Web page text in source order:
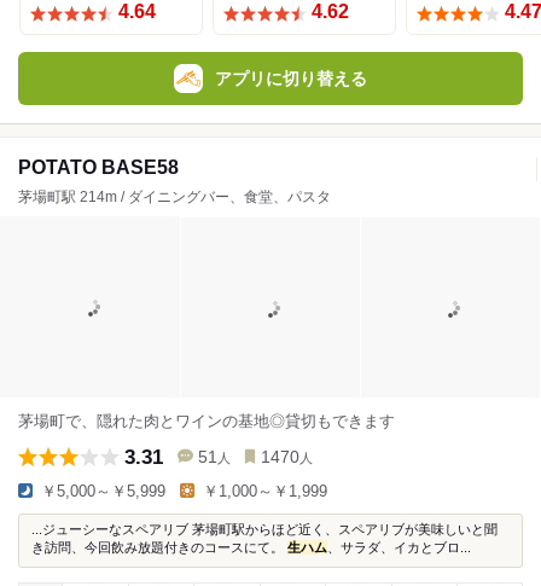
4.64 4.62 4.47
アプリに切り替える
POTATO BASE58
茅場町駅 214m / ダイニングバー、食堂、パスタ
茅場町で、隠れた肉とワインの基地◎貸切もできます
3.31 51 人 1470 人
￥5,000～￥5,999 ￥1,000～￥1,999
...ジューシーなスペアリブ 茅場町駅からほど近く、スペアリブが美味しいと聞
き訪問、今回飲み放題付きのコースにて。 生ハム 、サラダ、イカとブロ...